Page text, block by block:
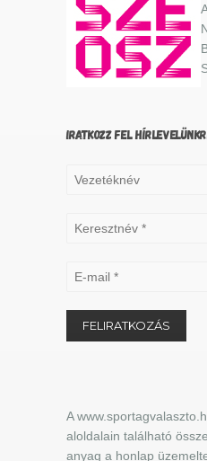
IRATKOZZ FEL
A
aloldalain található
anyag a honlap